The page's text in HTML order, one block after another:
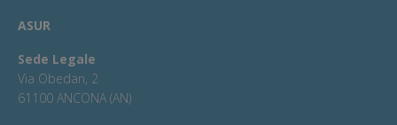
ASUR
Sede Legale
Via Obedan, 2
61100 ANCONA (AN)